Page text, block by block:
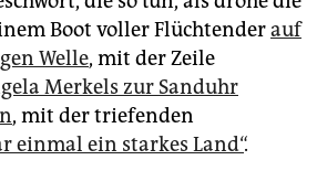
Boot voller Flüchtenderauf
Welle, mit der Zeile
Merkels zur Sanduhr
, mit der triefenden
einmal ein starkes Land“.